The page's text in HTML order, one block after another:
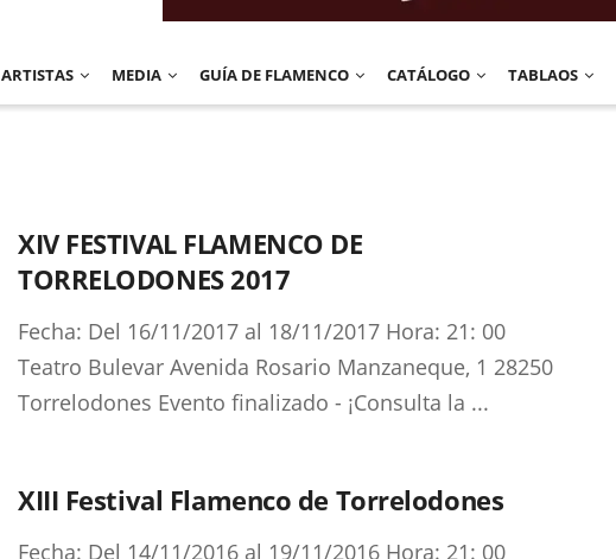
ARTISTAS MEDIA GUÍA DE FLAMENCO CATÁLOGO TABLAOS
XIV FESTIVAL FLAMENCO DE
TORRELODONES 2017
Fecha: Del 16/11/2017 al 18/11/2017 Hora: 21: 00
Teatro Bulevar Avenida Rosario Manzaneque, 1 28250
Torrelodones Evento finalizado - ¡Consulta la ...
XIII Festival Flamenco de Torrelodones
Fecha: Del 14/11/2016 al 19/11/2016 Hora: 21: 00